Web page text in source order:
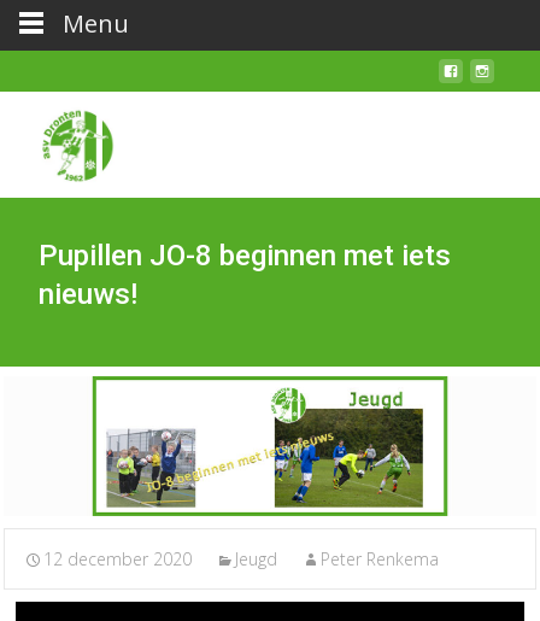
Pupillen JO-8 beginnen met iets
nieuws!
12 december 2020 Jeugd Peter Renkema
Menu